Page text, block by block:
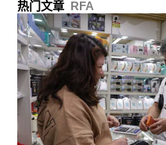
热门文章 RFA